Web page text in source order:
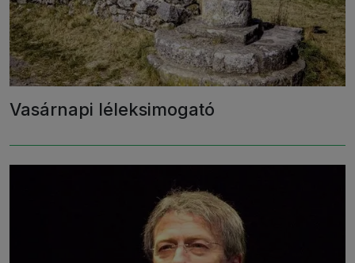
Vasárnapi léleksimogató